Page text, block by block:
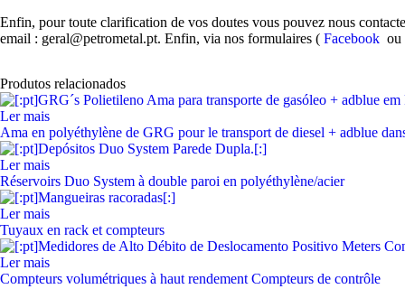
Enfin, pour toute clarification de vos doutes vous pouvez nous
email : geral@petrometal.pt. Enfin, via nos formulaires ( Facebook
Produtos relacionados
Ler mais
Ama en polyéthylène de GRG pour le transport de diesel + adblue
Ler mais
Réservoirs Duo System à double paroi en polyéthylène/acier
Ler mais
Tuyaux en rack et compteurs
Ler mais
Compteurs volumétriques à haut rendement Compteurs de contrôle